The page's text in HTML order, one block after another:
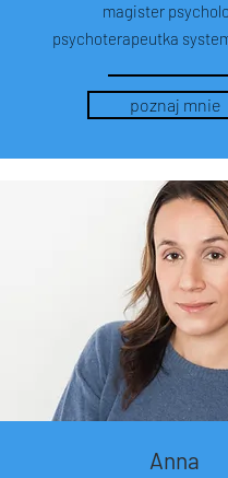
magister
psychoterapeutka
poznaj mnie
Anna